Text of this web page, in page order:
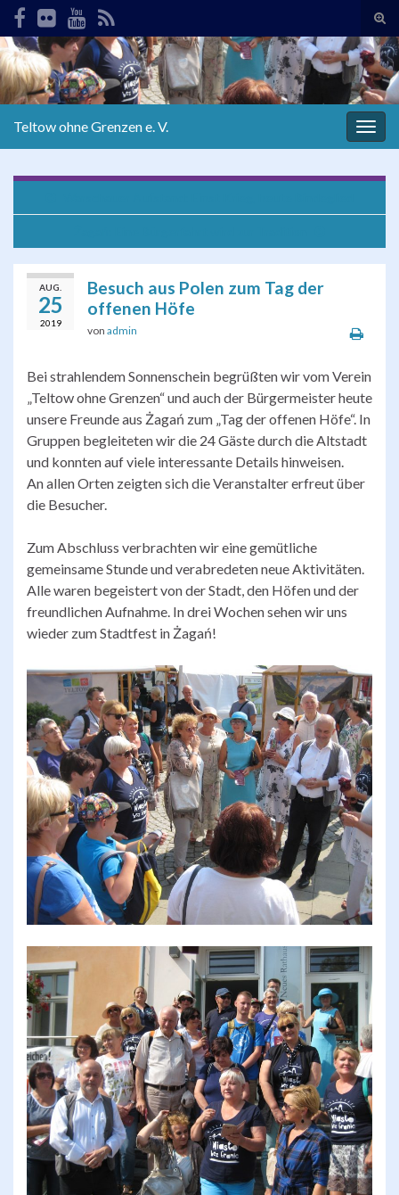
Search for:
Teltow ohne Grenzen e. V.
AUG.
25
2019
Besuch aus Polen zum Tag der
offenen Höfe
von admin
Bei strahlendem Sonnenschein begrüßten wir vom Verein
„Teltow ohne Grenzen“ und auch der Bürgermeister heute
unsere Freunde aus Żagań zum „Tag der offenen Höfe“. In
Gruppen begleiteten wir die 24 Gäste durch die Altstadt
und konnten auf viele interessante Details hinweisen.
An allen Orten zeigten sich die Veranstalter erfreut über
die Besucher.
Zum Abschluss verbrachten wir eine gemütliche
gemeinsame Stunde und verabredeten neue Aktivitäten.
Alle waren begeistert von der Stadt, den Höfen und der
freundlichen Aufnahme. In drei Wochen sehen wir uns
wieder zum Stadtfest in Żagań!